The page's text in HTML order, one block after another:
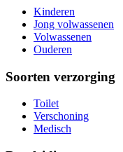
Kinderen
Jong volwassenen
Volwassenen
Ouderen
Soorten verzorging
Toilet
Verschoning
Medisch